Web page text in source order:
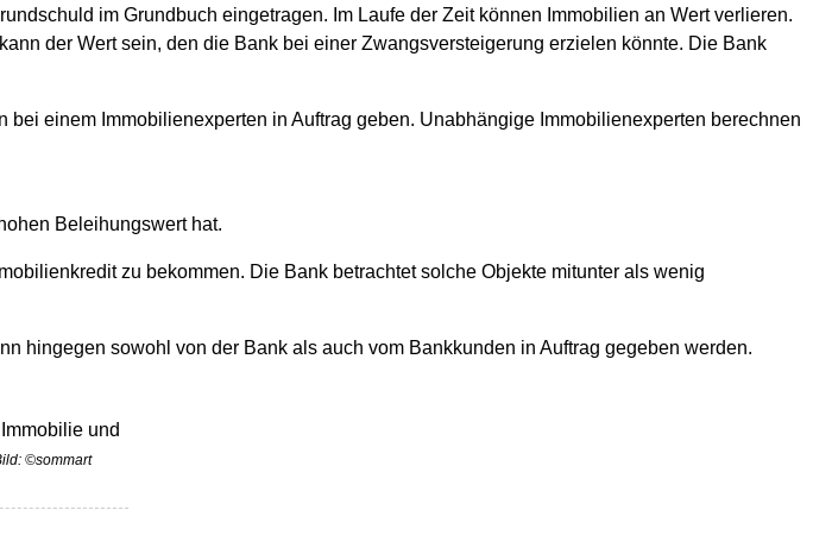
im Grundbuch eingetragen. Im Laufe der Zeit können Immobilien an Wert verlieren.
der Wert sein, den die Bank bei einer Zwangsversteigerung erzielen könnte. Die Bank
einem Immobilienexperten in Auftrag geben. Unabhängige Immobilienexperten berechnen
Beleihungswert hat.
zu bekommen. Die Bank betrachtet solche Objekte mitunter als wenig
hingegen sowohl von der Bank als auch vom Bankkunden in Auftrag gegeben werden.
und
©sommart